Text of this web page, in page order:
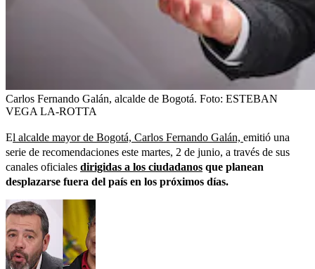
Carlos Fernando Galán, alcalde de Bogotá. Foto: ESTEBAN
VEGA LA-ROTTA
El alcalde mayor de Bogotá, Carlos Fernando Galán, emitió una
serie de recomendaciones este martes, 2 de junio, a través de sus
canales oficiales dirigidas a los ciudadanos que planean
desplazarse fuera del país en los próximos días.